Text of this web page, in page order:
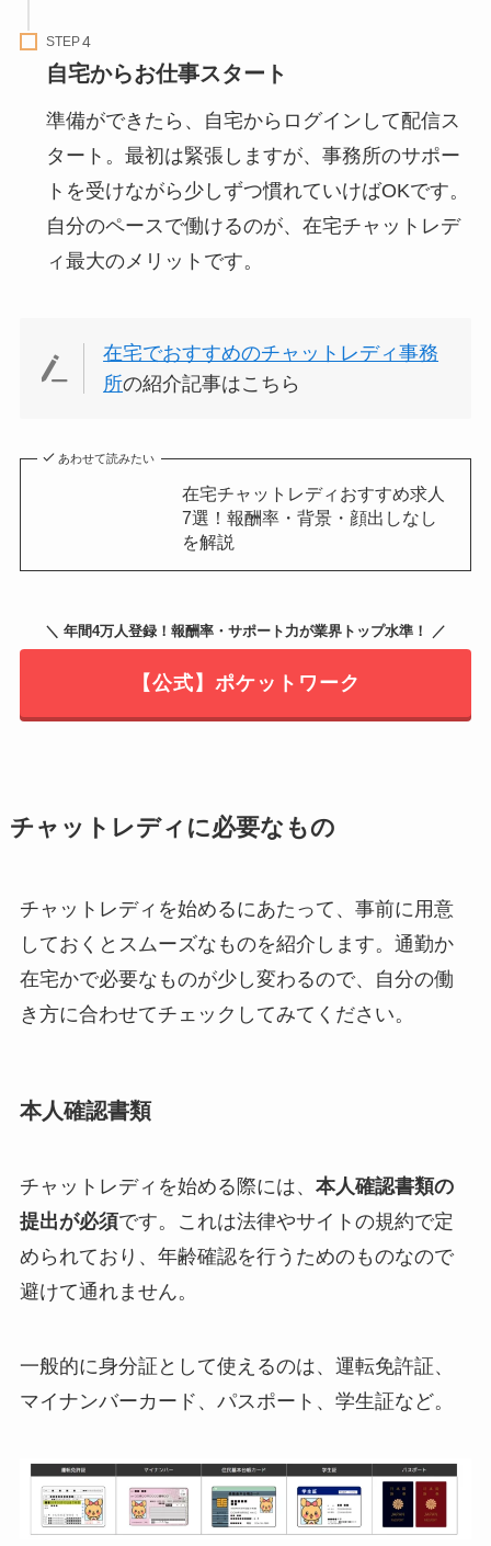
STEP
自宅からお仕事スタート
準備ができたら、自宅からログインして配信ス
タート。最初は緊張しますが、事務所のサポー
トを受けながら少しずつ慣れていけばOKです。
自分のペースで働けるのが、在宅チャットレデ
ィ最大のメリットです。
在宅でおすすめのチャットレディ事務
所の紹介記事はこちら
あわせて読みたい
在宅チャットレディおすすめ求人
7選！報酬率・背景・顔出しなし
を解説
＼ 年間4万人登録！報酬率・サポート力が業界トップ水準！ ／
【公式】ポケットワーク
チャットレディに必要なもの
チャットレディを始めるにあたって、事前に用意
しておくとスムーズなものを紹介します。通勤か
在宅かで必要なものが少し変わるので、自分の働
き方に合わせてチェックしてみてください。
本人確認書類
チャットレディを始める際には、 本人確認書類の
提出が必須です。これは法律やサイトの規約で定
められており、年齢確認を行うためのものなので
避けて通れません。
一般的に身分証として使えるのは、運転免許証、
マイナンバーカード、パスポート、学生証など。